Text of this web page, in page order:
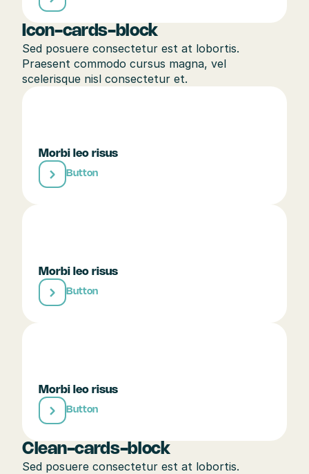
Icon-cards-block
Sed posuere consectetur est at lobortis.
Praesent commodo cursus magna, vel
scelerisque nisl consectetur et.
Morbi leo risus
Button
Morbi leo risus
Button
Morbi leo risus
Button
Clean-cards-block
Sed posuere consectetur est at lobortis.